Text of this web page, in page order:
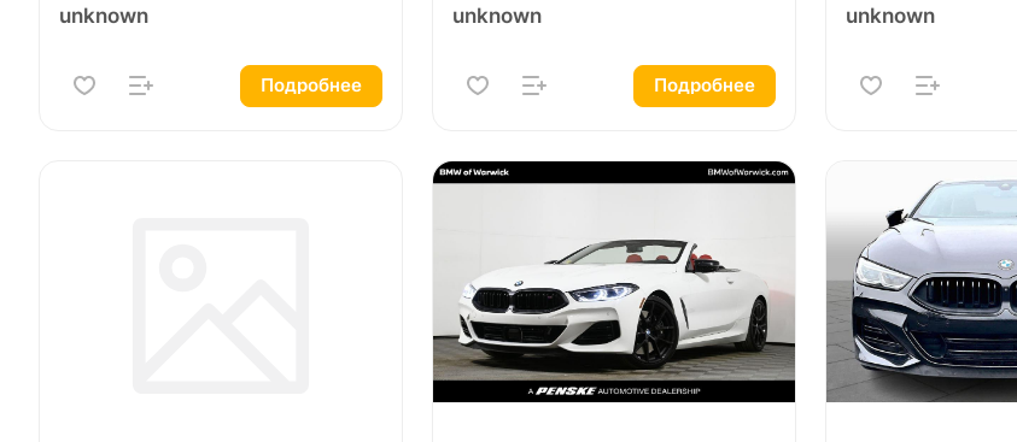
unknown
Подробнее
unknown
Подробнее
unknown